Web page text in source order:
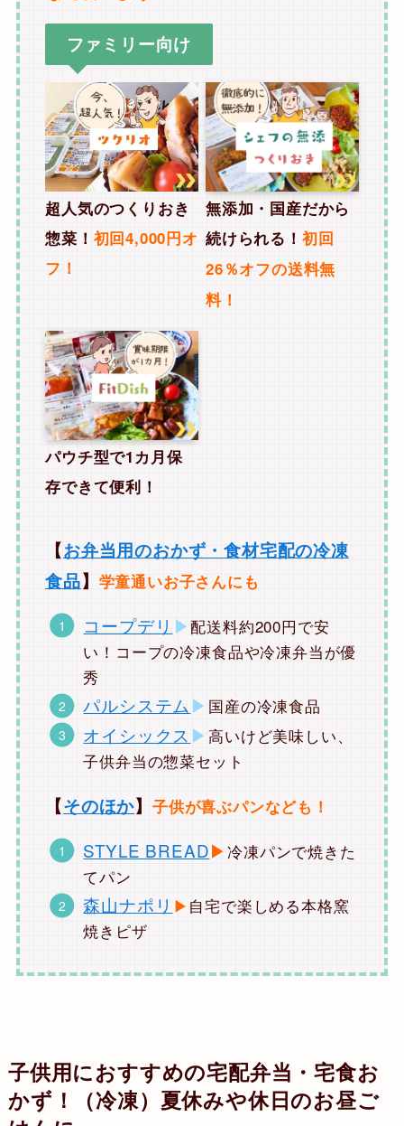
ファミリー向け
超人気のつくりおき
惣菜！ 初回4,000円オ
フ！
無添加・国産だから
続けられる！ 初回
26％オフの送料無
料！
パウチ型で1カ月保
存できて便利！
【お弁当用のおかず・食材宅配の冷凍
食品】 学童通いお子さんにも
コープデリ ▶︎配送料約200円で安
い！コープの冷凍食品や冷凍弁当が優
秀
パルシステム ▶︎ 国産の冷凍食品
オイシックス ▶︎高いけど美味しい、
子供弁当の惣菜セット
【そのほか】 子供が喜ぶパンなども！
STYLE BREAD▶︎冷凍パンで焼きた
てパン
森山ナポリ ▶︎ 自宅で楽しめる本格窯
焼きピザ
子供用におすすめの宅配弁当・宅食お
かず！（冷凍）夏休みや休日のお昼ご